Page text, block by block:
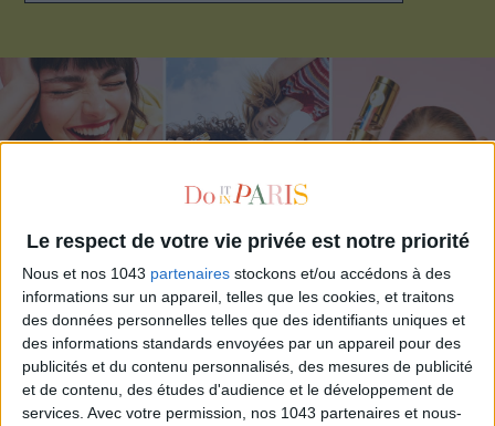
Le respect de votre vie privée est notre priorité
Nous et nos 1043 partenaires stockons et/ou accédons à des
informations sur un appareil, telles que les cookies, et traitons
des données personnelles telles que des identifiants uniques et
des informations standards envoyées par un appareil pour des
publicités et du contenu personnalisés, des mesures de publicité
et de contenu, des études d'audience et le développement de
services. Avec votre permission, nos 1043 partenaires et nous-
ADOPT PARFUMS IS REVOLUTIONIZING AFFORDABLE MADE-IN-FRANCE
FRAGRANCES